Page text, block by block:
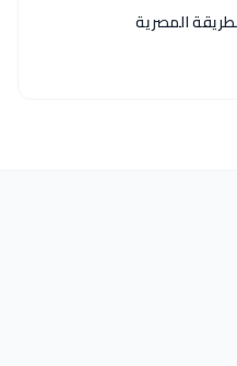
المصرية